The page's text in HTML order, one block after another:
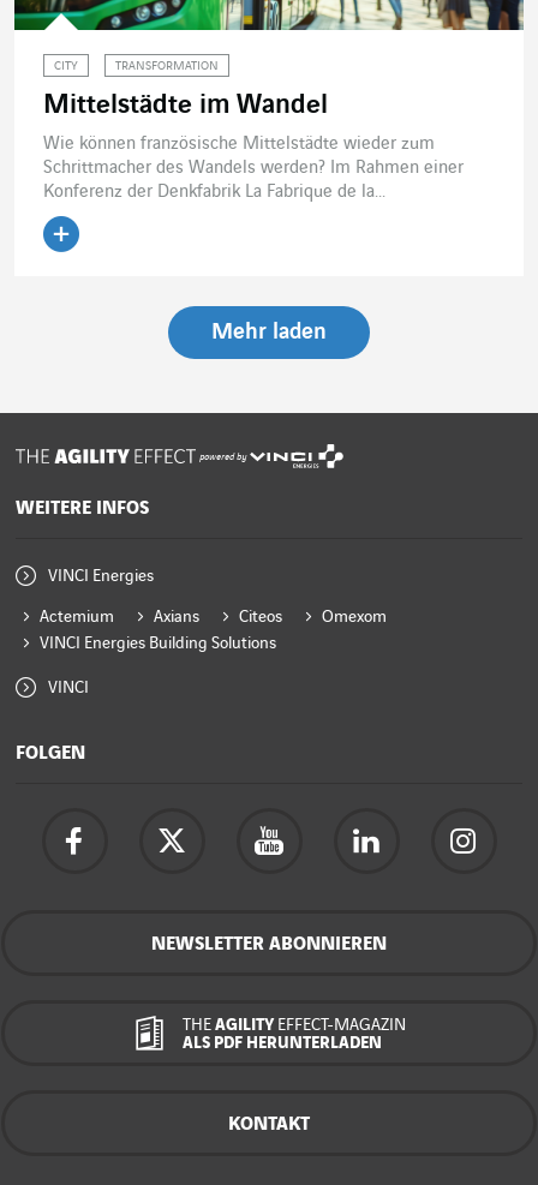
CITY TRANSFORMATION
Mittelstädte im Wandel
Wie können französische Mittelstädte wieder zum
Schrittmacher des Wandels werden? Im Rahmen einer
Konferenz der Denkfabrik La Fabrique de la...
Mehr laden
powered by
WEITERE INFOS
VINCI Energies
Actemium Axians Citeos
Omexom
VINCI Energies Building Solutions
VINCI
FOLGEN
NEWSLETTER ABONNIEREN
THE AGILITY EFFECT-MAGAZIN
ALS PDF HERUNTERLADEN
KONTAKT